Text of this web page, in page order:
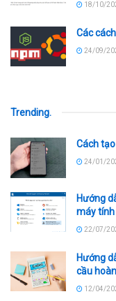
18/10/
Các
24/09/
Trending.
Cách
24/01/
Hướng
máy
22/07/
Hướng
cầu
12/04/